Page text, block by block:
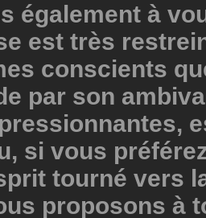
également à
est très
conscients
par son
si vous
tourné vers
proposons à